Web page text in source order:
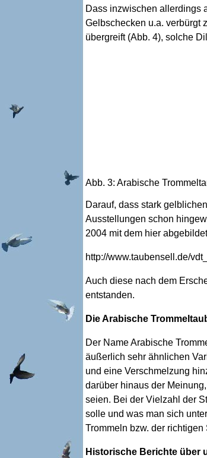
Dass inzwischen allerdings
Gelbschecken u.a. verbürgt
übergreift (Abb. 4), solche
Abb. 3: Arabische
Darauf, dass stark
Ausstellungen schon
2004 mit dem hier
http://www.taubensell.de/
Auch diese nach dem
entstanden.
Die Arabische
Der Name Arabische
äußerlich sehr ähnlichen
und eine Verschmelzung
darüber hinaus der
seien. Bei der Vielzahl der
solle und was man sich
Trommeln bzw. der
Historische Berichte über